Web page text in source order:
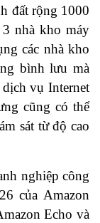
đất rộng 1000
nhà kho máy
các nhà kho
bình lưu mà
vụ Internet
cũng có thể
sát từ độ cao
nghiệp công
của Amazon
Echo và